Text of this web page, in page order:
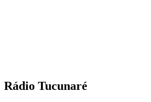
Rádio Tucunaré